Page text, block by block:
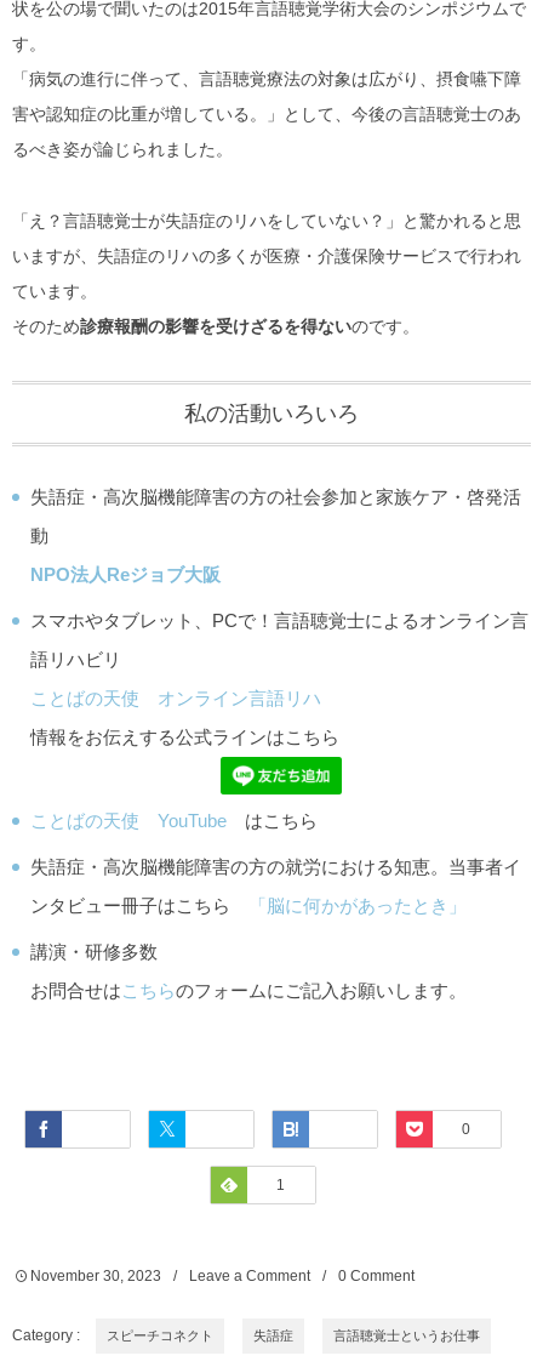
状を公の場で聞いたのは2015年言語聴覚学術大会のシンポジウムで
す。
「病気の進行に伴って、言語聴覚療法の対象は広がり、摂食嚥下障
害や認知症の比重が増している。」として、今後の言語聴覚士のあ
るべき姿が論じられました。
「え？言語聴覚士が失語症のリハをしていない？」と驚かれると思
いますが、失語症のリハの多くが医療・介護保険サービスで行われ
ています。
そのため診療報酬の影響を受けざるを得ないのです。
私の活動いろいろ
失語症・高次脳機能障害の方の社会参加と家族ケア・啓発活
動
NPO法人Reジョブ大阪
スマホやタブレット、PCで！言語聴覚士によるオンライン言
語リハビリ
ことばの天使 オンライン言語リハ
情報をお伝えする公式ラインはこちら
ことばの天使 YouTube はこちら
失語症・高次脳機能障害の方の就労における知恵。当事者イ
ンタビュー冊子はこちら
「脳に何かがあったとき」
講演・研修多数
お問合せはこちらのフォームにご記入お願いします。
Pocket
0
Feedly
1
November 30 ,2023 Leave a Comment 0 Comment
Category : スピーチコネクト 失語症 言語聴覚士というお仕事